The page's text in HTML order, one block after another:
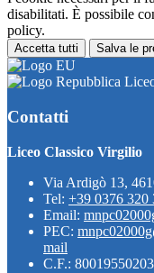
disabilitati. È possibile
policy.
Accetta tutti Salva le
Contatti
Liceo Classico Virgilio
Via Ardigò 13,
Tel: +39 0376 320
Email:
PEC:
mail
C.F.: 80019550203